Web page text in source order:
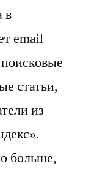
в
email
статьи,
из
больше,